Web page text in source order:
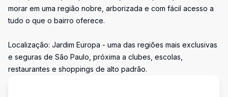
morar em uma região nobre, arborizada e com fácil acesso a
tudo o que o bairro oferece.
Localização: Jardim Europa - uma das regiões mais exclusivas
e seguras de São Paulo, próxima a clubes, escolas,
restaurantes e shoppings de alto padrão.